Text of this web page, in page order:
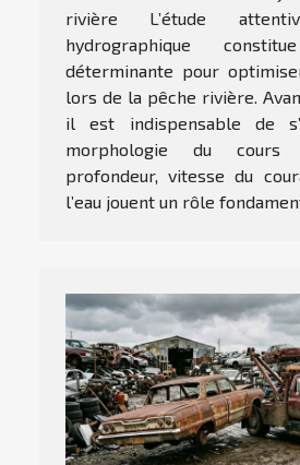
rivière L’étude
hydrographique
déterminante pour
lors de la pêche rivière.
il est indispensable de
morphologie du cours
profondeur, vitesse du
l’eau jouent un rôle